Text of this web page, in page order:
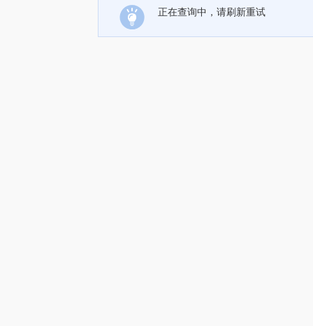
正在查询中，请刷新重试